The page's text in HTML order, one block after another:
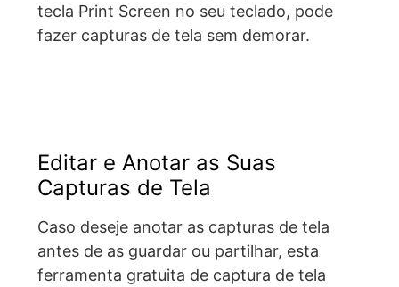
tecla Print Screen no seu teclado, pode
fazer capturas de tela sem demorar.
Editar e Anotar as Suas
Capturas de Tela
Caso deseje anotar as capturas de tela
antes de as guardar ou partilhar, esta
ferramenta gratuita de captura de tela